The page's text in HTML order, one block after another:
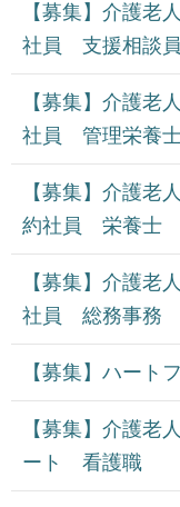
【募集】介護
社員 支援相談員
【募集】介護
社員 管理栄養
【募集】介護
約社員 栄養士
【募集】介護
社員 総務事務
【募集】ハー
【募集】介護
ート 看護職